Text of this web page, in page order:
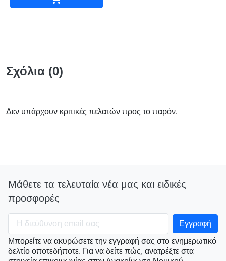
Σχόλια (0)
Δεν υπάρχουν κριτικές πελατών προς το παρόν.
Μάθετε τα τελευταία νέα μας και ειδικές
προσφορές
Μπορείτε να ακυρώσετε την εγγραφή σας στο ενημερωτικό
δελτίο οποτεδήποτε. Για να δείτε πώς, ανατρέξτε στα